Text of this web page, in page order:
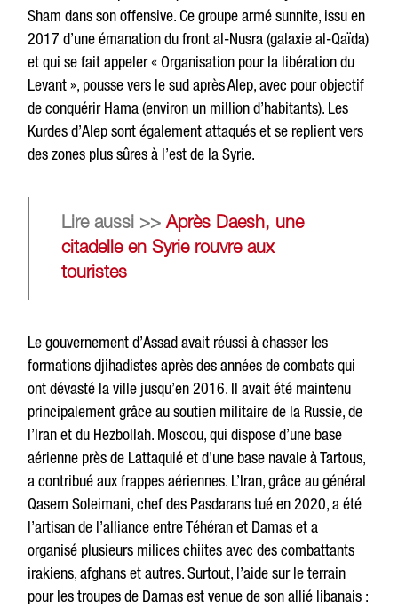
Sham dans son offensive. Ce groupe armé sunnite, issu en
2017 d’une émanation du front al-Nusra (galaxie al-Qaïda)
et qui se fait appeler « Organisation pour la libération du
Levant », pousse vers le sud après Alep, avec pour objectif
de conquérir Hama (environ un million d’habitants). Les
Kurdes d’Alep sont également attaqués et se replient vers
des zones plus sûres à l’est de la Syrie.
Lire aussi >>Après Daesh, une
citadelle en Syrie rouvre aux
touristes
Le gouvernement d’Assad avait réussi à chasser les
formations djihadistes après des années de combats qui
ont dévasté la ville jusqu’en 2016. Il avait été maintenu
principalement grâce au soutien militaire de la Russie, de
l’Iran et du Hezbollah. Moscou, qui dispose d’une base
aérienne près de Lattaquié et d’une base navale à Tartous,
a contribué aux frappes aériennes. L’Iran, grâce au général
Qasem Soleimani, chef des Pasdarans tué en 2020, a été
l’artisan de l’alliance entre Téhéran et Damas et a
organisé plusieurs milices chiites avec des combattants
irakiens, afghans et autres. Surtout, l’aide sur le terrain
pour les troupes de Damas est venue de son allié libanais :